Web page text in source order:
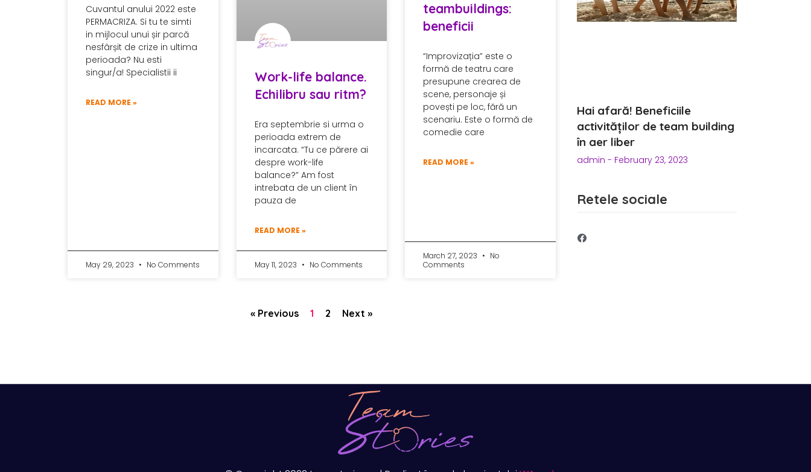
Cuvantul anului 2022 este
PERMACRIZA. Si tu te simti
in mijlocul unui șir parcă
nesfârșit de crize in ultima
perioada? Nu esti
singur/a! Specialistii ii
READ MORE »
May 29, 2023 No Comments
Work-life balance.
Echilibru sau ritm?
Era septembrie si urma o
perioada extrem de
incarcata. “Tu ce părere ai
despre work-life
balance?” Am fost
intrebata de un client în
pauza de
READ MORE »
May 11, 2023 No Comments
teambuildings:
beneficii
“Improvizația” este o
formă de teatru care
presupune crearea de
scene, personaje și
povești pe loc, fără un
scenariu. Este o formă de
comedie care
READ MORE »
March 27, 2023
No
Comments
« Previous 1 2 Next »
Hai afară! Beneficiile
activităților de team building
în aer liber
admin February 23, 2023
Retele sociale